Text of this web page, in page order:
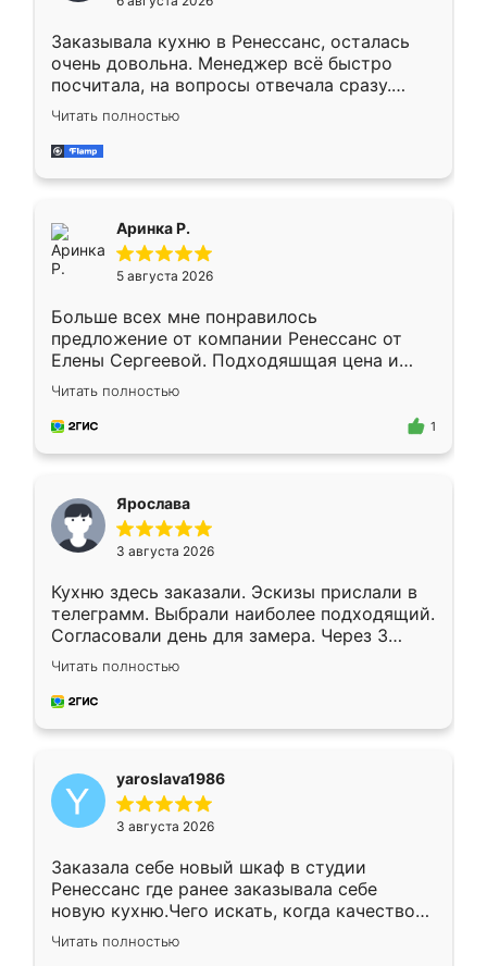
мебели буду заказывать только здесь.
Заказывала кухню в Ренессанс, осталась
очень довольна. Менеджер всё быстро
посчитала, на вопросы отвечала сразу.
Замерщик приехал в субботу, подошёл к
делу со всей ответственностью. Собрали
за день, ребята работали аккуратно, даже
Читать полностью
Аринка Р.
5 августа 2026
Больше всех мне понравилось
предложение от компании Ренессанс от
Елены Сергеевой. Подходяшщая цена и
короткие сроки изготовления. Приехавший
для замера сотрудник Владислав
предложил по моему эскизу самый
Читать полностью
1
Ярослава
3 августа 2026
Кухню здесь заказали. Эскизы прислали в
телеграмм. Выбрали наиболее подходящий.
Согласовали день для замера. Через 3
недели кухня была уже готова. Остались
довольны работой. Спасибо Ренессанс
мебель за качественную работу!
Читать полностью
yaroslava1986
3 августа 2026
Заказала себе новый шкаф в студии
Ренессанс где ранее заказывала себе
новую кухню.Чего искать, когда качеством
вполне довольна. Служит кухня уже почти
два года, нареканий нет.
Читать полностью